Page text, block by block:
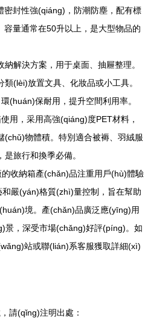
密封性強(qiáng)，防潮防塵，配有標
量通常在50升以上，是大型物品的
納解決方案，用于桌面、抽屜整理。
(lèi)放置文具、化妝品或小工具。
(huán)保耐用，提升空間利用率。
使用，采用高強(qiáng)度PET材料，
物體積。特別適合被褥、羽絨服
旅行和換季必備。
收納箱產(chǎn)品注重用戶(hù)體驗
嚴(yán)格質(zhì)量控制，旨在幫助
境。產(chǎn)品廣泛應(yīng)用
景，深受市場(chǎng)好評(píng)。如
站或聯(lián)系客服獲取詳細(xì)
請(qǐng)注明出處：